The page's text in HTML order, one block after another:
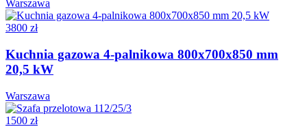
Warszawa
3800 zł
Kuchnia gazowa 4-palnikowa 800x700x850 mm
20,5 kW
Warszawa
1500 zł